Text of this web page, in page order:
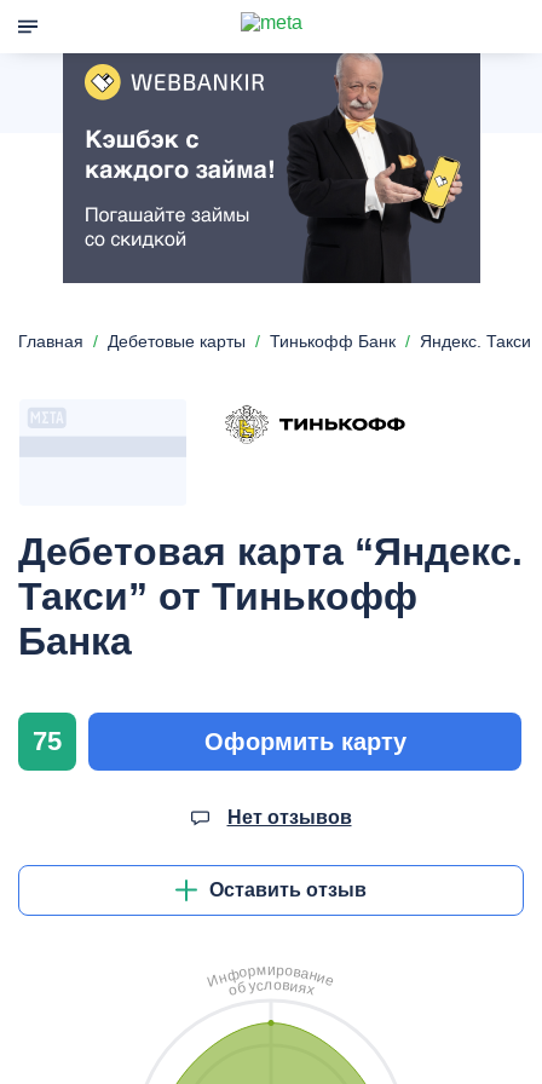
Главная Дебетовые карты Тинькофф Банк Яндекс. Такси
Дебетовая карта “Яндекс.
Такси” от Тинькофф
Банка
75 Оформить карту
Нет отзывов
Оставить отзыв
Информирование
обусловиях